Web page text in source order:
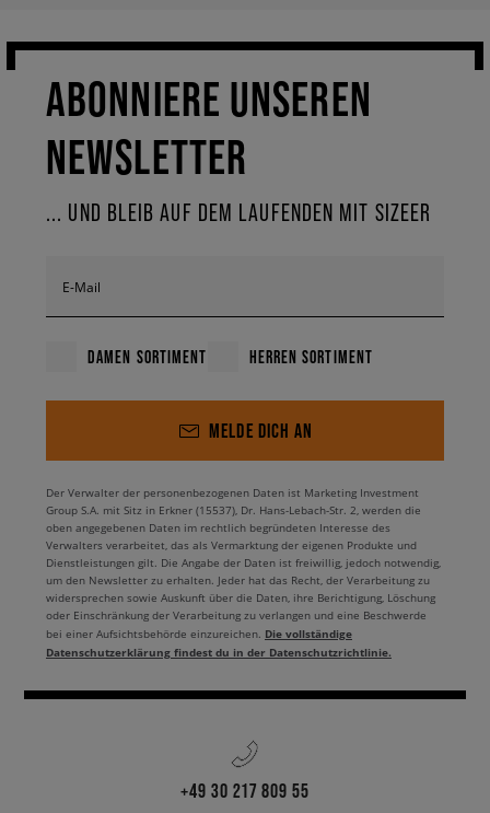
ABONNIERE UNSEREN
NEWSLETTER
... UND BLEIB AUF DEM LAUFENDEN MIT SIZEER
E-Mail
DAMEN SORTIMENT HERREN SORTIMENT
MELDE DICH AN
Der Verwalter der personenbezogenen Daten ist Marketing Investment
Group S.A. mit Sitz in Erkner (15537), Dr. Hans-Lebach-Str. 2, werden die
oben angegebenen Daten im rechtlich begründeten Interesse des
Verwalters verarbeitet, das als Vermarktung der eigenen Produkte und
Dienstleistungen gilt. Die Angabe der Daten ist freiwillig, jedoch notwendig,
um den Newsletter zu erhalten. Jeder hat das Recht, der Verarbeitung zu
widersprechen sowie Auskunft über die Daten, ihre Berichtigung, Löschung
oder Einschränkung der Verarbeitung zu verlangen und eine Beschwerde
bei einer Aufsichtsbehörde einzureichen. Die vollständige
Datenschutzerklärung findest du in der Datenschutzrichtlinie.
+49 30 217 809 55